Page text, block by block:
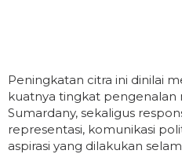
Peningkatan citra ini dinilai
kuatnya tingkat pengenalan
Sumardany, sekaligus
representasi, komunikasi
aspirasi yang dilakukan